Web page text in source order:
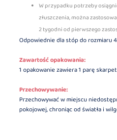
W przypadku potrzeby
złuszczenia, można
2 tygodni od pierwszego
Odpowiednie dla stóp do rozmiaru
Zawartość opakowania:
1 opakowanie zawiera 1 parę
Przechowywanie:
Przechowywać w miejscu
pokojowej, chroniąc od światła i